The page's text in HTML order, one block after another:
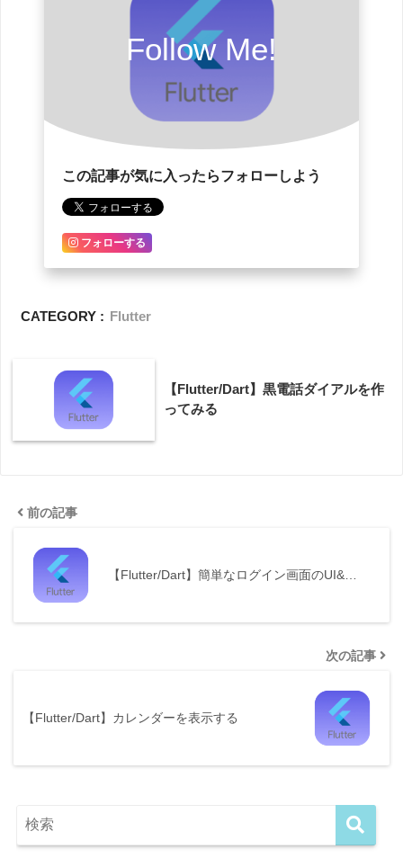
Follow Me!
この記事が気に入ったらフォローしよう
フォローする
CATEGORY : Flutter
【Flutter/Dart】黒電話ダイアルを作
ってみる
前の記事
【Flutter/Dart】簡単なログイン画面のUI&…
次の記事
【Flutter/Dart】カレンダーを表示する